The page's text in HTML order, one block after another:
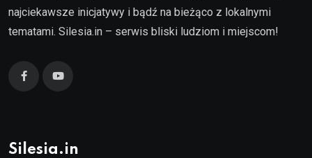
najciekawsze inicjatywy i bądź na bieżąco z lokalnymi
tematami. Silesia.in – serwis bliski ludziom i miejscom!
Silesia.in